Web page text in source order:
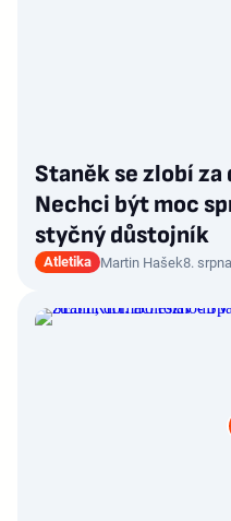
Staněk se zlobí za
Nechci být moc
styčný důstojník
Atletika Martin Hašek8.